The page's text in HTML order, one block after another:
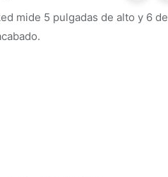
mide 5 pulgadas de alto y 6 de